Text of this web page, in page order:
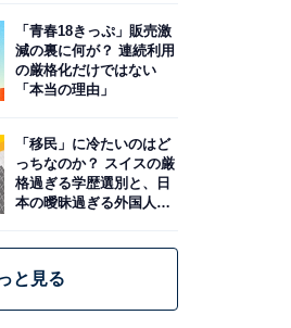
「青春18きっぷ」販売激
減の裏に何が？ 連続利用
の厳格化だけではない
「本当の理由」
「移民」に冷たいのはど
っちなのか？ スイスの厳
格過ぎる学歴選別と、日
本の曖昧過ぎる外国人政
と見る